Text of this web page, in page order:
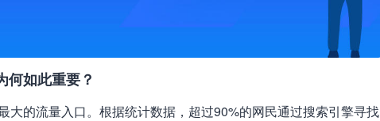
何如此重要？
大的流量入口。根据统计数据，超过90%的网民通过搜索引擎寻找